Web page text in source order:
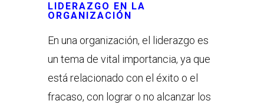
LIDERAZGO EN LA
ORGANIZACIÓN
En una organización, el liderazgo es
un tema de vital importancia, ya que
está relacionado con el éxito o el
fracaso, con lograr o no alcanzar los